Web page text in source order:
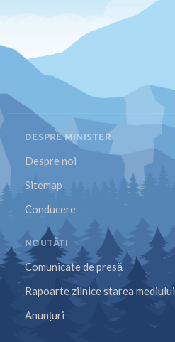
DESPRE MINISTER
Despre noi
Sitemap
Conducere
NOUTĂȚI
Comunicate de presă
Rapoarte zilnice starea mediului
Anunțuri